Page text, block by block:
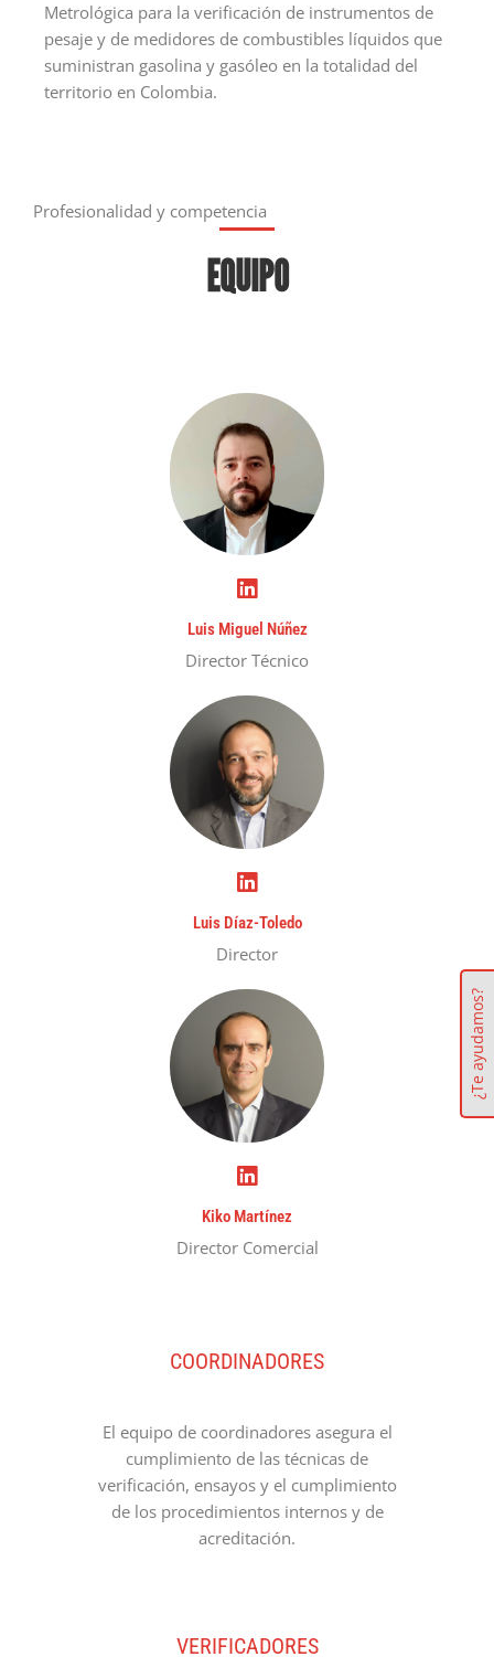
¿Te ayudamos?
Metrológica para la verificación de instrumentos de
pesaje y de medidores de combustibles líquidos que
suministran gasolina y gasóleo en la totalidad del
territorio en Colombia.
Profesionalidad y competencia
EQUIPO
Luis Miguel Núñez
Director Técnico
Luis Díaz-Toledo
Director
Kiko Martínez
Director Comercial
COORDINADORES
El equipo de coordinadores asegura el
cumplimiento de las técnicas de
verificación, ensayos y el cumplimiento
de los procedimientos internos y de
acreditación.
VERIFICADORES